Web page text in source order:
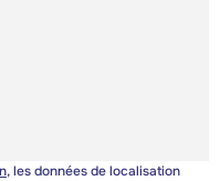
, les données de localisation